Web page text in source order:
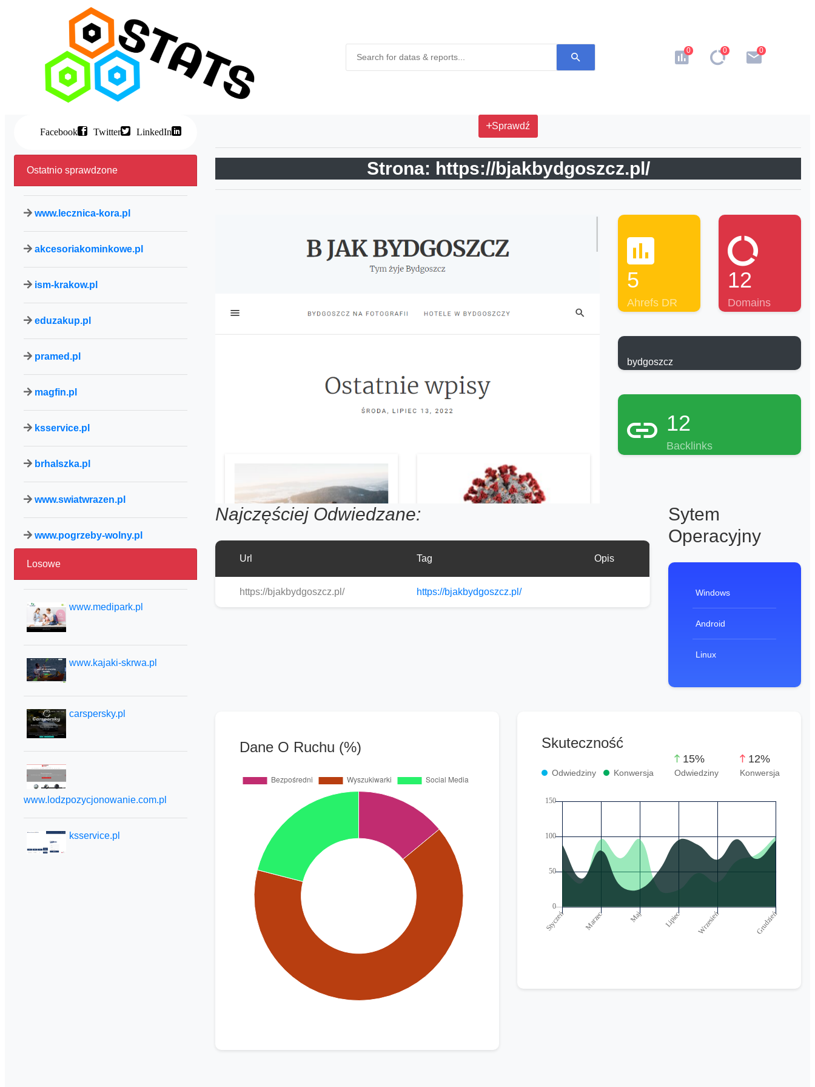
0 0 0
Facebook Twitter LinkedIn
Ostatnio sprawdzone
www.lecznica-kora.pl
akcesoriakominkowe.pl
ism-krakow.pl
eduzakup.pl
pramed.pl
magfin.pl
ksservice.pl
brhalszka.pl
www.swiatwrazen.pl
www.pogrzeby-wolny.pl
Losowe
www.medipark.pl
www.kajaki-skrwa.pl
carspersky.pl
www.lodzpozycjonowanie.com.pl
ksservice.pl
Sprawdź
Strona: https://bjakbydgoszcz.pl/
5
Ahrefs DR
12
Domains
bydgoszcz
12
Backlinks
Najczęściej Odwiedzane:
Url Tag Opis
https://bjakbydgoszcz.pl/ https://bjakbydgoszcz.pl/
Sytem
Operacyjny
Windows
Android
Linux
Dane O Ruchu (%) Skuteczność
Odwiedziny Konwersja
15%
Odwiedziny
12%
Konwersja